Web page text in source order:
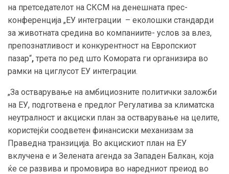
на претседателот на СКСМ на денешната прес-
конференција „ЕУ интеграции – еколошки стандарди
за животната средина во компаниите- услов за влез,
препознатливост и конкурентност на Европскиот
пазар“, трета по ред што Комората ги организира во
рамки на циглусот ЕУ интеграции.
„За остварување на амбициозните политички заложби
на ЕУ, подготвена е предлог Регулатива за климатска
неутралност и акциски план за остварување на целите,
користејќи соодветен финансиски механизам за
Праведна транзиција. Во акцискиот план на ЕУ
вклучена е и Зелената агенда за Западен Балкан, која
ќе се развива и промовира во наредниот преиод во